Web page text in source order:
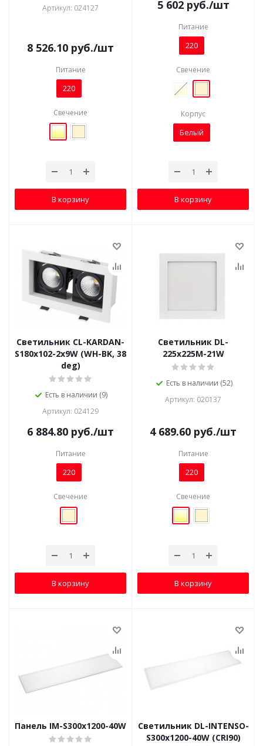
Артикул: 024127
8 526.10 руб./шт
Питание
220
Свечение
В корзину
5 602руб./шт
Питание
220
Свечение
Корпус
Белый
В корзину
Светильник CL-KARDAN-
S180x102-2x9W (WH-BK, 38
deg)
Есть в наличии (9)
Артикул: 024129
6 884.80 руб./шт
Питание
220
Свечение
В корзину
Светильник DL-
225x225M-21W
Есть в наличии (52)
Артикул: 020137
4 689.60 руб./шт
Питание
220
Свечение
В корзину
Панель IM-S300x1200-40W
Светильник DL-INTENSO-
S300x1200-40W (CRI90)